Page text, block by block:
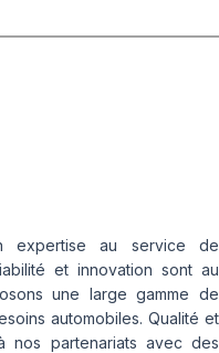
expertise au service de
et innovation sont au
une large gamme de
automobiles. Qualité et
nos partenariats avec des